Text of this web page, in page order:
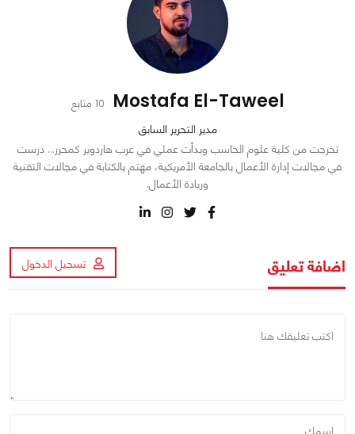
Mostafa El-Taweel 10 متابع
مدير التحرير السابق
تخرجت من كلية علوم الحاسب وبدأت عملي في عرب هاردوير كمحرر… درست
في مجالات إدارة الأعمال بالجامعة الأمريكية، مهتم بالكتابة في مجالات التقنية
وريادة الأعمال.
اضافة تعليق تسجيل الدخول